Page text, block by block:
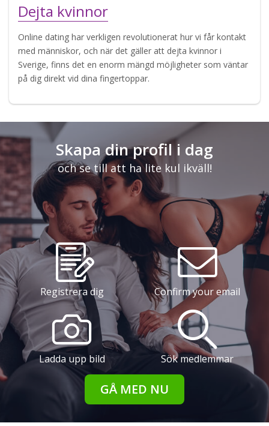
Dejta kvinnor
Online dating har verkligen revolutionerat hur vi får kontakt
med människor, och när det gäller att dejta kvinnor i
Sverige, finns det en enorm mängd möjligheter som väntar
på dig direkt vid dina fingertoppar.
Skapa din profil i dag
och se till att ha lite kul ikväll!
Registrera dig Confirm your email
Ladda upp bild Sök medlemmar
GÅ MED NU